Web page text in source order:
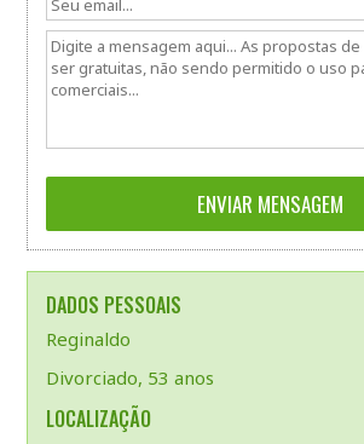
DADOS PESSOAIS
Reginaldo
Divorciado, 53 anos
LOCALIZAÇÃO